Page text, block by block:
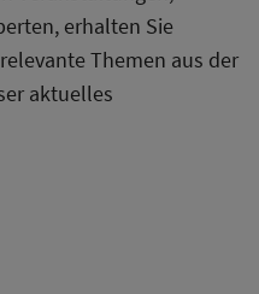
erhalten Sie
Themen aus der
aktuelles